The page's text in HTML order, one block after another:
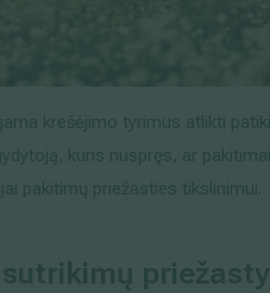
krešėjimo tyrimus atlikti
kuris nuspręs, ar
pakitimų priežasties tikslinimui.